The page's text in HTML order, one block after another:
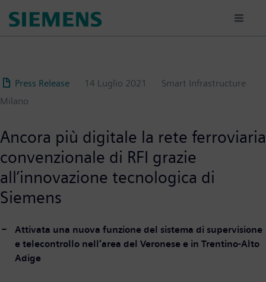
Press Release 14 Luglio 2021
Smart Infrastructure
Milano
Ancora più digitale la rete ferroviaria
convenzionale di RFI grazie
all’innovazione tecnologica di
Siemens
Attivata una nuova funzione del sistema di supervisione
e telecontrollo nell’area del Veronese e in Trentino-Alto
Adige